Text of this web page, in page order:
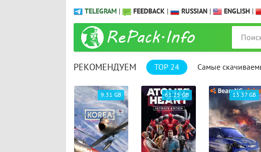
TELEGRAM | FEEDBACK | RUSSIAN | ENGLISH |
РЕКОМЕНДУЕМ TOP 24 Самые
9.31 GB 61.25 GB 13.37 GB